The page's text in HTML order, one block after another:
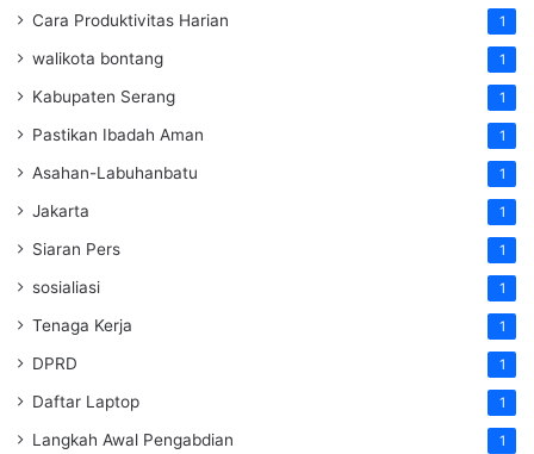
Cara Produktivitas Harian 1
walikota bontang 1
Kabupaten Serang 1
Pastikan Ibadah Aman 1
Asahan-Labuhanbatu 1
Jakarta 1
Siaran Pers 1
sosialiasi 1
Tenaga Kerja 1
DPRD 1
Daftar Laptop 1
Langkah Awal Pengabdian 1